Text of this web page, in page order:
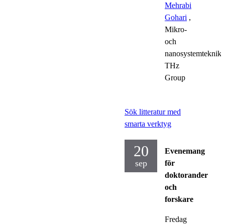
Mehrabi
Gohari ,
Mikro-
och
nanosystemteknik,
THz
Group
Sök litteratur med
smarta verktyg
20
sep
Evenemang
för
doktorander
och
forskare
Fredag